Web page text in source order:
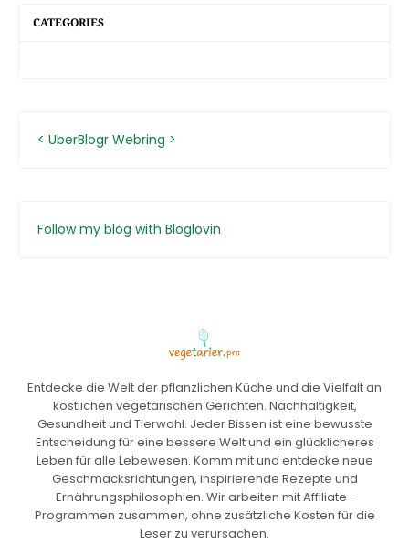
CATEGORIES
< UberBlogr Webring >
Follow my blog with Bloglovin
Entdecke die Welt der pflanzlichen Küche und die Vielfalt an
köstlichen vegetarischen Gerichten. Nachhaltigkeit,
Gesundheit und Tierwohl. Jeder Bissen ist eine bewusste
Entscheidung für eine bessere Welt und ein glücklicheres
Leben für alle Lebewesen. Komm mit und entdecke neue
Geschmacksrichtungen, inspirierende Rezepte und
Ernährungsphilosophien. Wir arbeiten mit Affiliate-
Programmen zusammen, ohne zusätzliche Kosten für die
Leser zu verursachen.